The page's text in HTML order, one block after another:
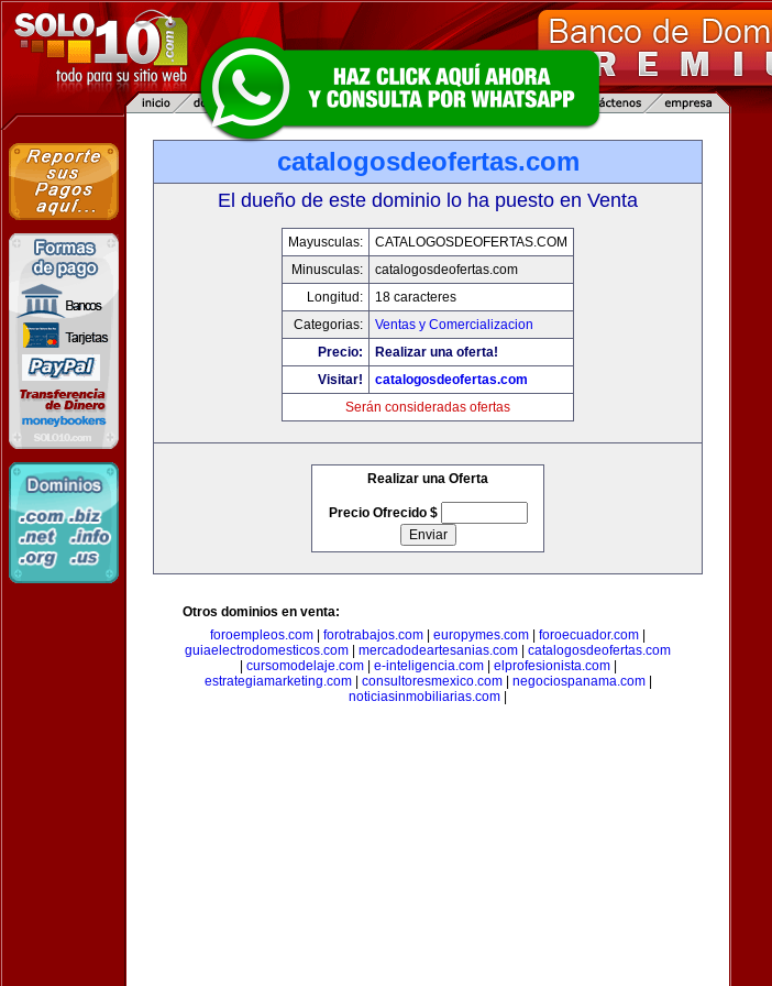
catalogosdeofertas.com
El dueño de este dominio lo ha puesto en Venta
Mayusculas:
CATALOGOSDEOFERTAS.COM
Minusculas:
catalogosdeofertas.com
Longitud:
18 caracteres
Categorias:
Ventas y Comercializacion
Precio:
Realizar una oferta!
Visitar!
catalogosdeofertas.com
Serán consideradas ofertas
Realizar una Oferta
Precio Ofrecido $
Otros dominios en venta:
foroempleos.com
forotrabajos.com europymes.com foroecuador.com
guiaelectrodomesticos.com
mercadodeartesanias.com
catalogosdeofertas.com
cursomodelaje.com| e-inteligencia.com| elprofesionista.com|
estrategiamarketing.com| consultoresmexico.com| negociospanama.com|
noticiasinmobiliarias.com